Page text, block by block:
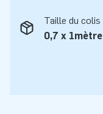
Taille du colis
0,7 x 1mètre